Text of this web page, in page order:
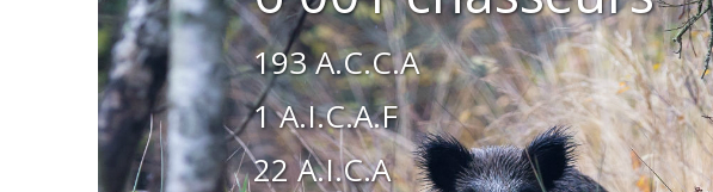
193 A.C.C.A
1 A.I.C.A.F
22 A.I.C.A